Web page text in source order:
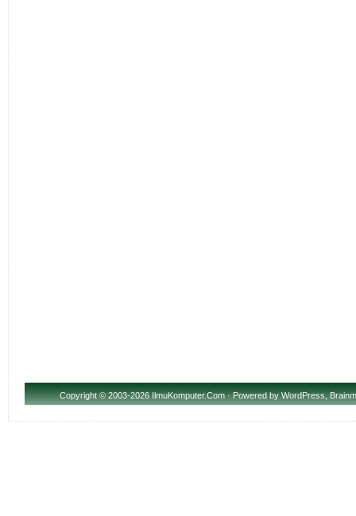
Copyright© 2003-2026 IlmuKomputer.Com · Powered byWordPress,